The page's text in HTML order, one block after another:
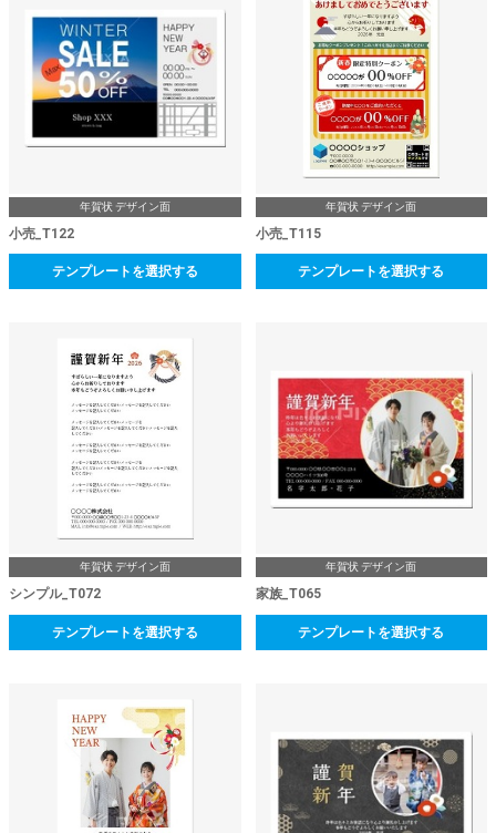
年賀状 デザイン面
小売_T122
テンプレートを選択する
年賀状 デザイン面
小売_T115
テンプレートを選択する
年賀状 デザイン面
シンプル_T072
テンプレートを選択する
年賀状 デザイン面
家族_T065
テンプレートを選択する